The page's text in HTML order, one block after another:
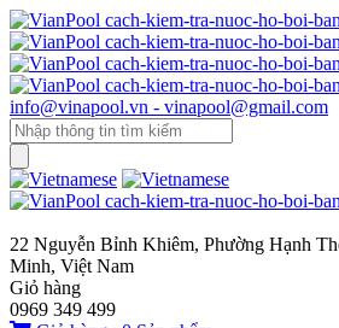
info@vinapool.vn - vinapool@gmail.com
22 Nguyễn Bỉnh Khiêm, Phường Hạnh
Minh, Việt Nam
Giỏ hàng
0969 349 499